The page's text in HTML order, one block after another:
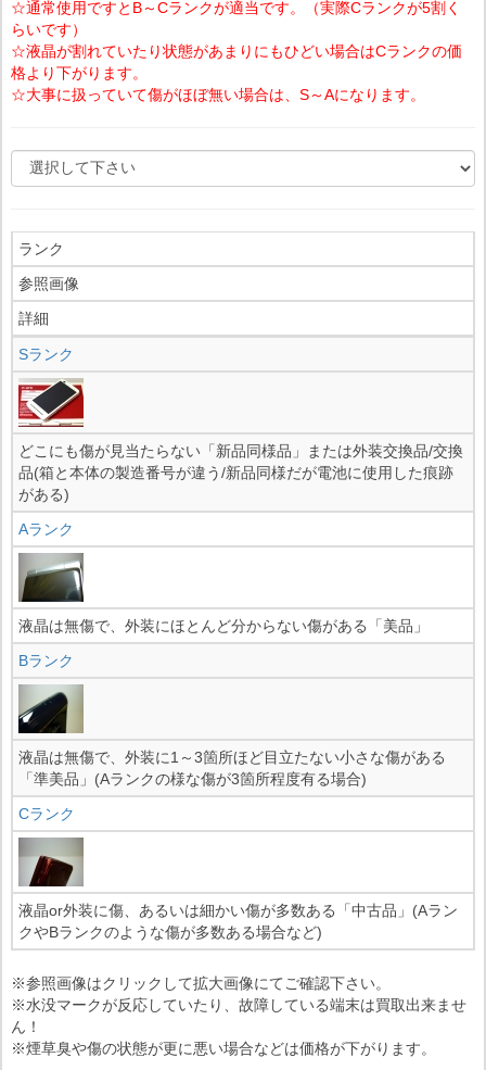
☆通常使用ですとB～Cランクが適当です。（実際Cランクが5割く
らいです）
☆液晶が割れていたり状態があまりにもひどい場合はCランクの価
格より下がります。
☆大事に扱っていて傷がほぼ無い場合は、S～Aになります。
ランク
参照画像
詳細
Sランク
どこにも傷が見当たらない「新品同様品」または外装交換品/交換
品(箱と本体の製造番号が違う/新品同様だが電池に使用した痕跡
がある)
Aランク
液晶は無傷で、外装にほとんど分からない傷がある「美品」
Bランク
液晶は無傷で、外装に1～3箇所ほど目立たない小さな傷がある
「準美品」(Aランクの様な傷が3箇所程度有る場合)
Cランク
液晶or外装に傷、あるいは細かい傷が多数ある「中古品」(Aラン
クやBランクのような傷が多数ある場合など)
※参照画像はクリックして拡大画像にてご確認下さい。
※水没マークが反応していたり、故障している端末は買取出来ませ
ん！
※煙草臭や傷の状態が更に悪い場合などは価格が下がります。